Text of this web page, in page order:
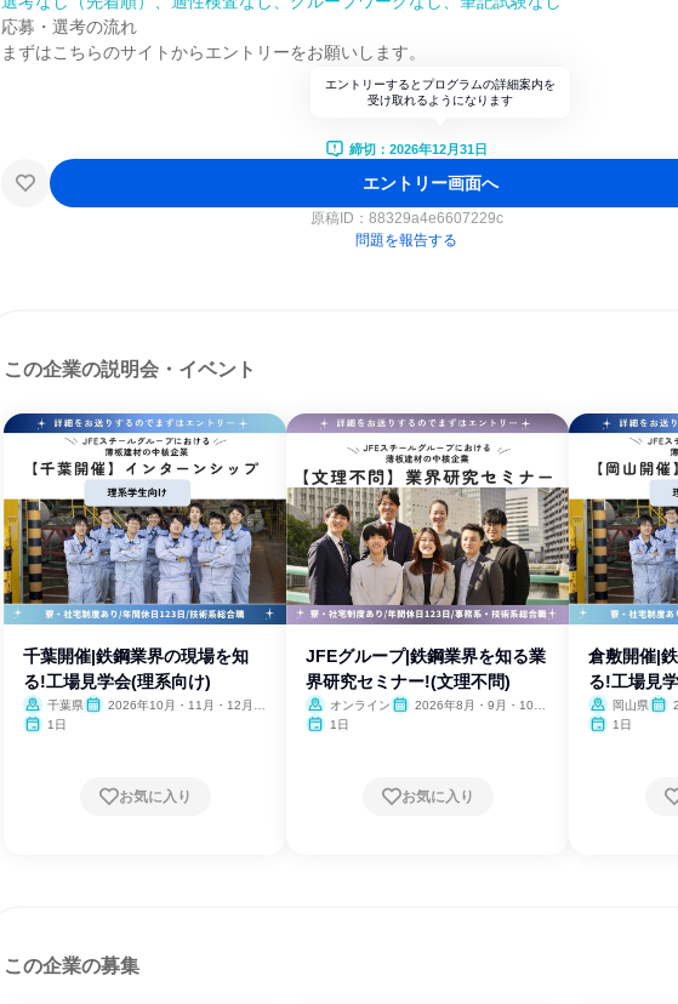
応募・選考の流れ
まずはこちらのサイトからエントリーをお願いします。
エントリーするとプログラムの詳細案内を
受け取れるようになります
締切：2026年12月31日
エントリー画面へ
原稿ID： 88329a4e6607229c
問題を報告する
この企業の説明会・イベント
千葉開催|鉄鋼業界の現場を知
る!工場見学会(理系向け)
千葉県
2026年10月・11月・12月、
1日
お気に入り
JFEグループ|鉄鋼業界を知る業
界研究セミナー!(文理不問)
オンライン
2026年8月・9月・10
1日
お気に入り
倉敷開催|
る!工場見
岡山県
1日
この企業の募集